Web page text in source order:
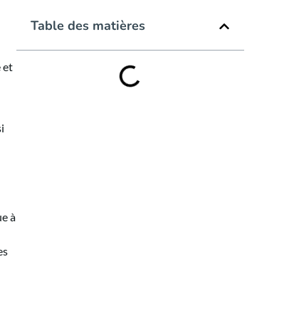
et
à
Table des matières